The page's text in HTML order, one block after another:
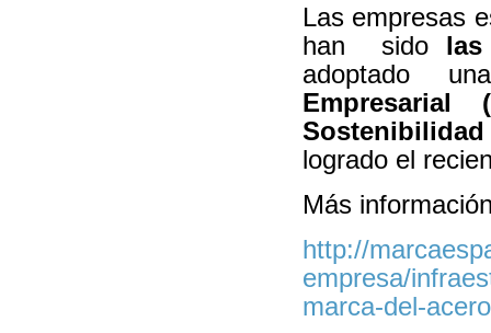
Las empresas
han sido
adoptado
Empresarial
logrado el
Más
http://
empresa/
marca-del-